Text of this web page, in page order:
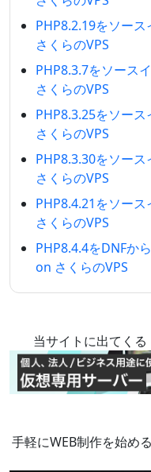
PHP8.2.19をソー
さくらのVPS
PHP8.3.7をソース
さくらのVPS
PHP8.3.25をソー
さくらのVPS
PHP8.3.30をソー
さくらのVPS
PHP8.4.21をソー
さくらのVPS
PHP8.4.4をDNFか
on さくらのVPS
当サイトに出てく
手軽にWEB制作を始め